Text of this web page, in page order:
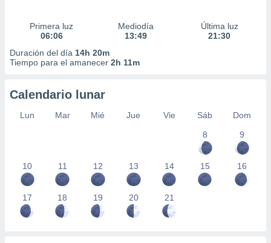
Primera luz
06:06
Mediodía
13:49
Última luz
21:30
Duración del día 14h 20m
Tiempo para el amanecer 2h 11m
Calendario lunar
Lun Mar Mié Jue Vie Sáb
Dom
8
9
10 11 12 13 14 15 16
17 18 19 20 21